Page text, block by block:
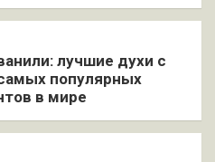
лучшие духи с
популярных
в мире